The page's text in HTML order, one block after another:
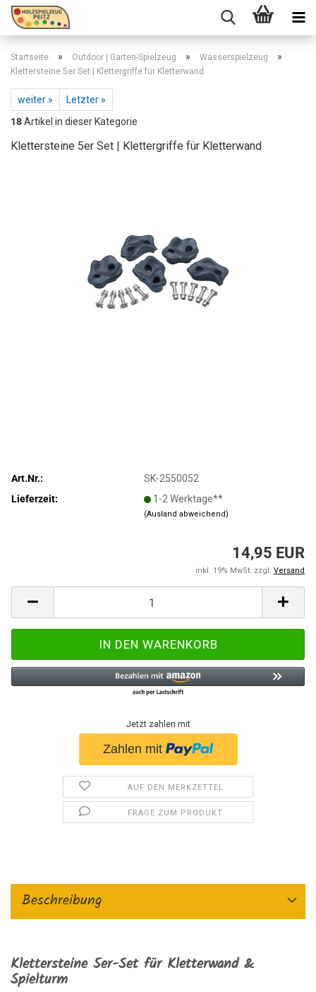
Startseite » Outdoor | Garten-Spielzeug » Wasserspielzeug »
Klettersteine 5er Set | Klettergriffe für Kletterwand
weiter »
Letzter »
18Artikel in dieser Kategorie
Klettersteine 5er Set | Klettergriffe für Kletterwand
Art.Nr.:
SK-2550052
Lieferzeit:
1-2 Werktage**
(Ausland abweichend)
14,95 EUR
inkl. 19% MwSt. zzgl. Versand
Jetzt zahlen mit
AUF DEN MERKZETTEL
FRAGE ZUM PRODUKT
Beschreibung
Klettersteine 5er-Set für Kletterwand &
Spielturm